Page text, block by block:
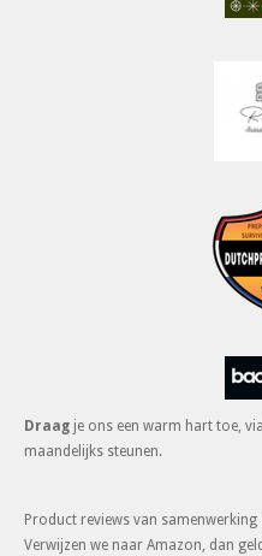
Draag je ons een warm hart toe,
maandelijks steunen.
Product reviews van
Verwijzen we naar Amazon, dan